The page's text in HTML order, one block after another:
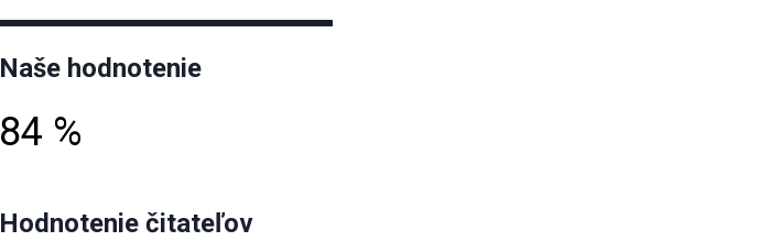
Naše hodnotenie
84 %
Hodnotenie čitateľov